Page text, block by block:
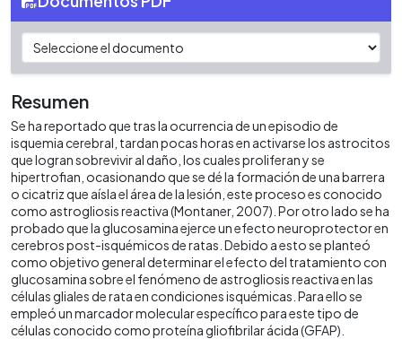
Resumen
Se ha reportado que tras la ocurrencia de un episodio de
isquemia cerebral, tardan pocas horas en activarse los astrocitos
que logran sobrevivir al daño, los cuales proliferan y se
hipertrofian, ocasionando que se dé la formación de una barrera
o cicatriz que aísla el área de la lesión, este proceso es conocido
como astrogliosis reactiva (Montaner, 2007). Por otro lado se ha
probado que la glucosamina ejerce un efecto neuroprotector en
cerebros post-isquémicos de ratas. Debido a esto se planteó
como objetivo general determinar el efecto del tratamiento con
glucosamina sobre el fenómeno de astrogliosis reactiva en las
células gliales de rata en condiciones isquémicas. Para ello se
empleó un marcador molecular específico para este tipo de
células conocido como proteína gliofibrilar ácida (GFAP).